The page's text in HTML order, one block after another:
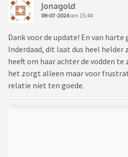
Jonagold
09-07-2024om 15:44
Dank voor de update! En van
Inderdaad, dit laat dus heel helder
heeft om haar achter de vodden
het zorgt alleen maar voor
relatie niet ten goede.